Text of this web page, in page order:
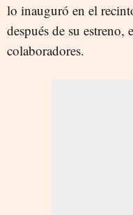
lo inauguró en el
después de su
colaboradores.